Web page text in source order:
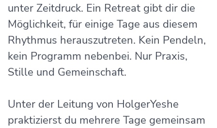
unter Zeitdruck. Ein Retreat gibt dir die
Möglichkeit, für einige Tage aus diesem
Rhythmus herauszutreten. Kein Pendeln,
kein Programm nebenbei. Nur Praxis,
Stille und Gemeinschaft.
Unter der Leitung von HolgerYeshe
praktizierst du mehrere Tage gemeinsam